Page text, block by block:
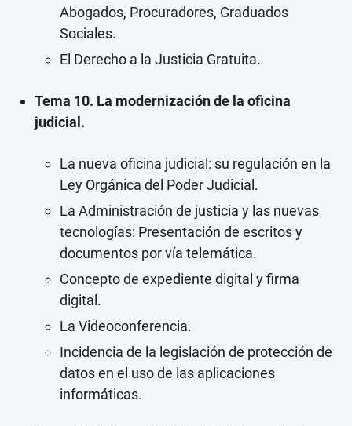
Abogados, Procuradores, Graduados
Sociales.
El Derecho a la Justicia Gratuita.
Tema 10. La modernización de la oficina
judicial.
La nueva oficina judicial: su regulación en la
Ley Orgánica del Poder Judicial.
La Administración de justicia y las nuevas
tecnologías: Presentación de escritos y
documentos por vía telemática.
Concepto de expediente digital y firma
digital.
La Videoconferencia.
Incidencia de la legislación de protección de
datos en el uso de las aplicaciones
informáticas.